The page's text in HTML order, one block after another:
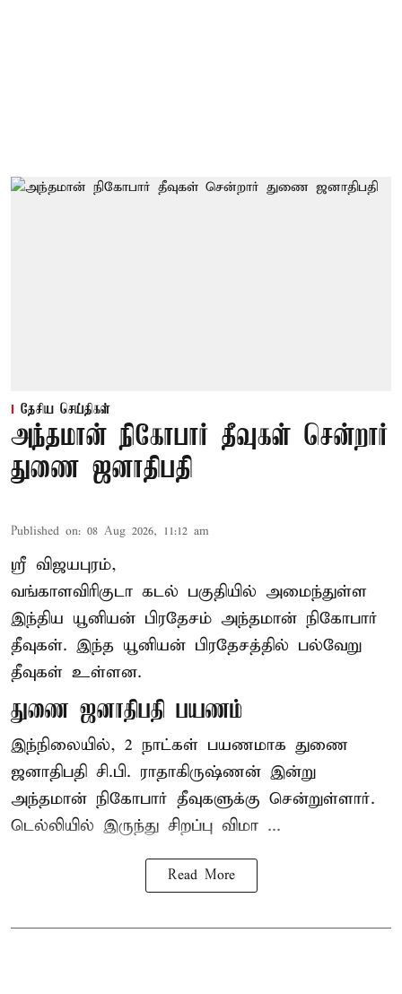
தேசிய செய்திகள்
அந்தமான் நிகோபார் தீவுகள் சென்றார்
துணை ஜனாதிபதி
Published on: 08 Aug 2026, 11:12 am
ஸ்ரீ விஜயபுரம்,
வங்காளவிரிகுடா கடல் பகுதியில் அமைந்துள்ள
இந்திய யூனியன் பிரதேசம் அந்தமான் நிகோபார்
தீவுகள். இந்த யூனியன் பிரதேசத்தில் பல்வேறு
தீவுகள் உள்ளன.
துணை ஜனாதிபதி பயணம்
இந்நிலையில், 2 நாட்கள் பயணமாக துணை
ஜனாதிபதி சி.பி. ராதாகிருஷ்ணன் இன்று
அந்தமான் நிகோபார் தீவுகளுக்கு சென்றுள்ளார்.
டெல்லியில் இருந்து சிறப்பு விமா ...
Read More